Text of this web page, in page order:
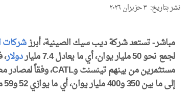
نشر بتاريخ: ٣ حزيران ٢٠٢٦
مباشر- تستعد شركة ديب سيك الصينية، أبرزشركات
لجمع نحو 50 مليار يوان، أي ما يعادل 7.4 مليار
دولار
مستثمرين من بينهم تينسنت وCATL، وفقاً لمصادر مطلعة. وترفع هذه الجولة قيمة
إلى ما بين 350 و400 مليار يوان، أي ما يوازي 52 و59 مليار دولار.